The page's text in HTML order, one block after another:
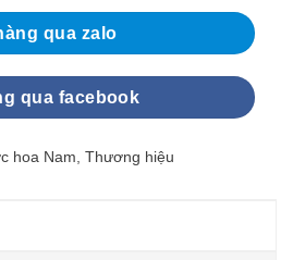
qua zalo
qua facebook
hoa Nam Thương hiệu